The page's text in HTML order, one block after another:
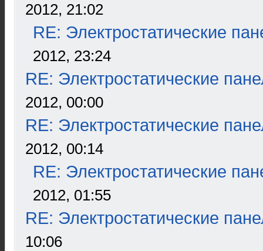
2012, 21:02
RE: Электростатические
2012, 23:24
RE: Электростатические
2012, 00:00
RE: Электростатические
2012, 00:14
RE: Электростатические
2012, 01:55
RE: Электростатические
10:06